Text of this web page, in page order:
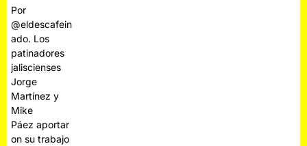
Por
@eldescafein
ado. Los
patinadores
jaliscienses
Jorge
Martínez y
Mike
Páez aportar
on su trabajo